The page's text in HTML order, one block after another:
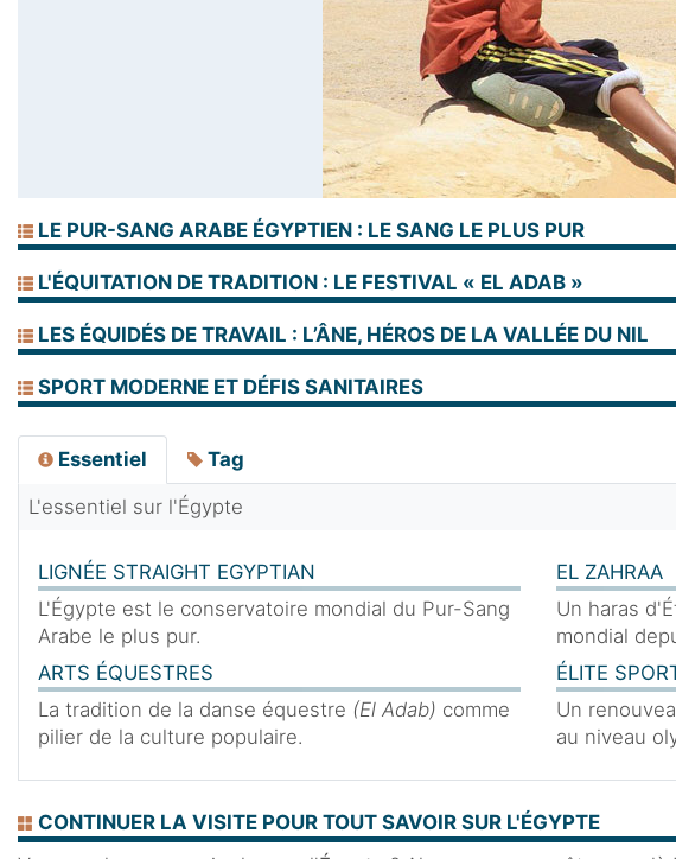
LE PUR-SANG ARABE ÉGYPTIEN : LE SANG LE PLUS PUR
L'ÉQUITATION DE TRADITION : LE FESTIVAL « EL ADAB »
LES ÉQUIDÉS DE TRAVAIL : L’ÂNE, HÉROS DE LA VALLÉE DU NIL
SPORT MODERNE ET DÉFIS SANITAIRES
Essentiel
Tag
L'essentiel sur l'Égypte
LIGNÉE STRAIGHT EGYPTIAN
L'Égypte est le conservatoire mondial du Pur-Sang
Arabe le plus pur.
EL ZAHRAA
Un haras
mondial
ARTS ÉQUESTRES
La tradition de la danse équestre (El Adab) comme
pilier de la culture populaire.
ÉLITE
Un
au niveau
CONTINUER LA VISITE POUR TOUT SAVOIR SUR L'ÉGYPTE